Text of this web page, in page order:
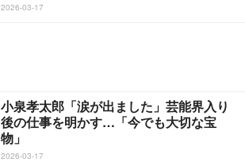
2026-03-17
小泉孝太郎「涙が出ました」芸能界入り
後の仕事を明かす…「今でも大切な宝
物」
2026-03-17